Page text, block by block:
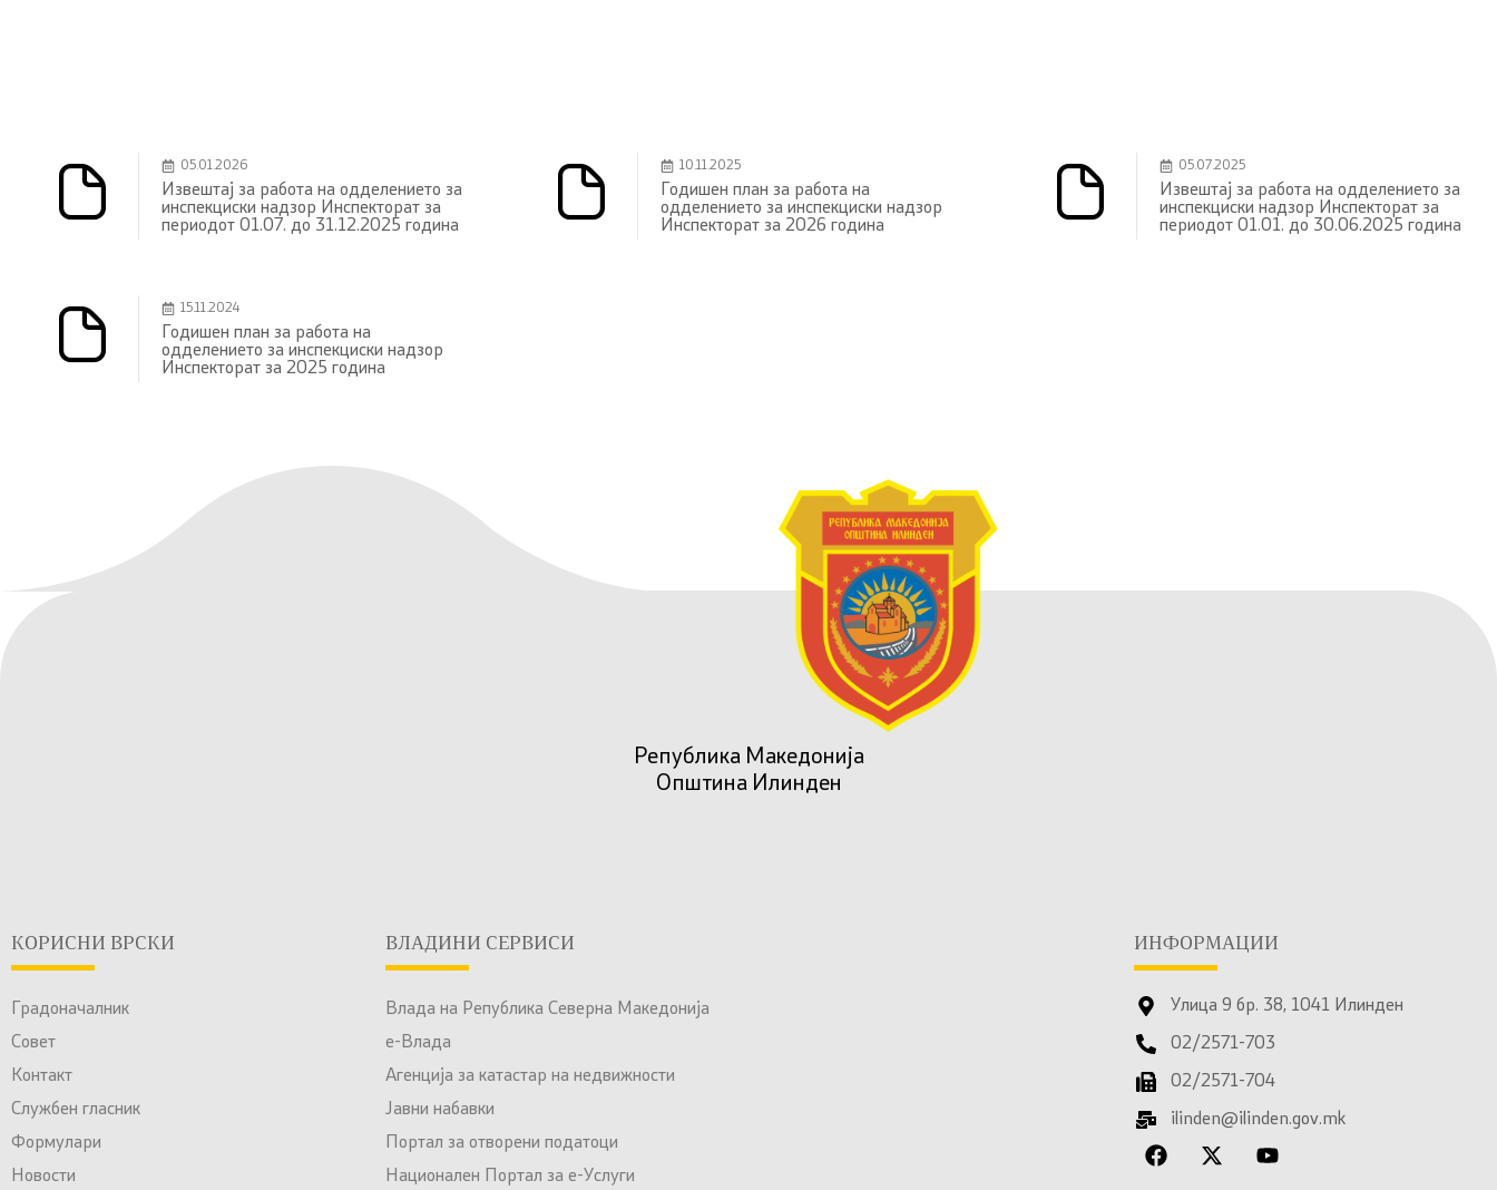
05.01.2026
Извештај за работа на одделението за
инспекциски надзор Инспекторат за
периодот 01.07. до 31.12.2025 година
10.11.2025
Годишен план за работа на
одделението за инспекциски надзор
Инспекторат за 2026 година
05.07.2025
Извештај за работа на одделението за
инспекциски надзор Инспекторат за
периодот 01.01. до 30.06.2025 година
15.11.2024
Годишен план за работа на
одделението за инспекциски надзор
Инспекторат за 2025 година
Република Македонија
Општина Илинден
КОРИСНИ ВРСКИ
Градоначалник
Совет
Контакт
Службен гласник
Формулари
Новости
ВЛАДИНИ СЕРВИСИ
Влада на Република Северна Македонија
е-Влада
Агенција за катастар на недвижности
Јавни набавки
Портал за отворени податоци
Национален Портал за е-Услуги
ИНФОРМАЦИИ
Улица 9 бр. 38, 1041 Илинден
02/2571-703
02/2571-704
ilinden@ilinden.gov.mk